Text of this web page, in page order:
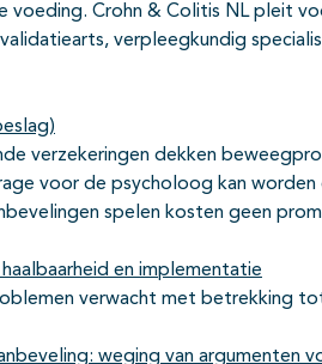
voeding. Crohn & Colitis NL pleit
verpleegkundig
verzekeringen dekken
voor de psycholoog kan
spelen kosten geen
en implementatie
verwacht met betrekking
weging van argumenten